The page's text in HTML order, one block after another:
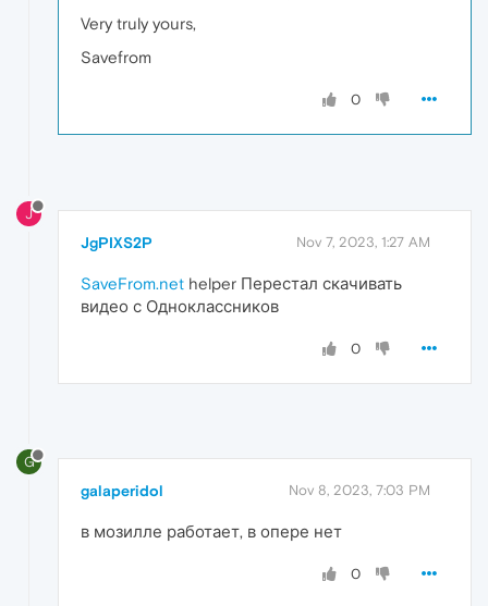
Very truly yours,
Savefrom
0
J
JgPIXS2P Nov 7, 2023, 1:27 AM
SaveFrom.net helper Перестал скачивать
видео с Одноклассников
0
G
galaperidol Nov 8, 2023, 7:03 PM
в мозилле работает, в опере нет
0